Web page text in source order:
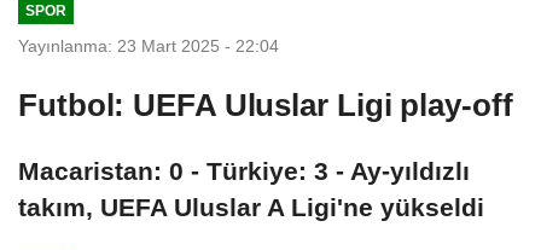
SPOR
Yayınlanma: 23 Mart 2025 - 22:04
Futbol: UEFA Uluslar Ligi play-off
Macaristan: 0 - Türkiye: 3 - Ay-yıldızlı
takım, UEFA Uluslar A Ligi'ne yükseldi